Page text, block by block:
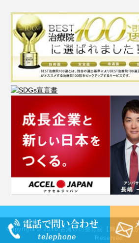
Copyright © 2016 古河市の整骨院【輝整骨院
Reserved.